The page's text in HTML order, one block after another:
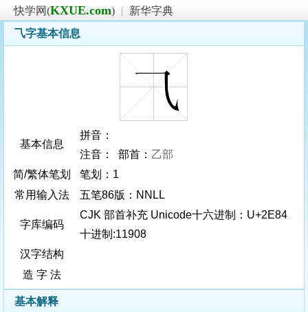
快学网(KXUE.com) |
新华字典
⺄字基本信息
基本信息
拼音：
注音： 部首： 乙部
简/繁体笔划
笔划：1
常用输入法
五笔86版：NNLL
字库编码
CJK 部首补充 Unicode十六进制：U+2E84
十进制:11908
汉字结构
造 字 法
基本解释